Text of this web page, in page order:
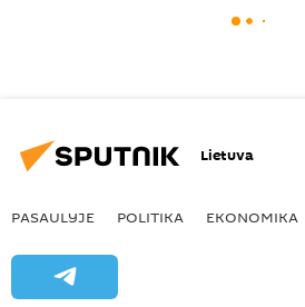
Lietuva
PASAULYJE POLITIKA EKONOMIKA